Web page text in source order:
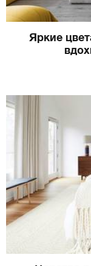
Яркие